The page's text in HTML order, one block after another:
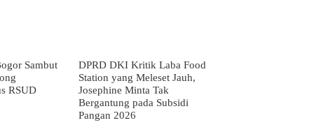
Sambut
RSUD
DPRD DKI Kritik Laba Food
Station yang Meleset Jauh,
Josephine Minta Tak
Bergantung pada Subsidi
Pangan 2026